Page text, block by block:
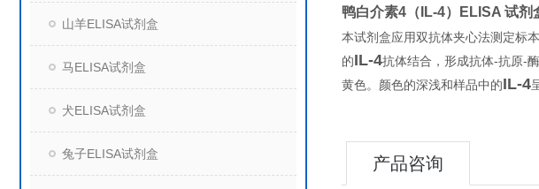
山羊ELISA试剂盒
马ELISA试剂盒
犬ELISA试剂盒
兔子ELISA试剂盒
鸭白介素4（IL-4）ELISA 试剂
本试剂盒应用双抗体夹心法测定标
的IL-4抗体结合，形成抗体-抗原-
黄色。颜色的深浅和样品中的IL-4
产品咨询